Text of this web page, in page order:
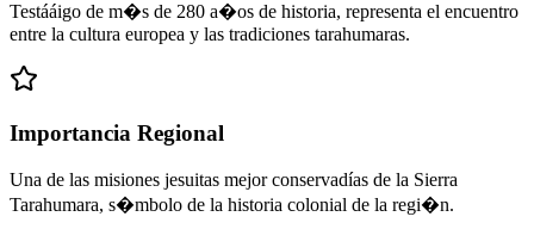
Testááigo de m�s de 280 a�os de historia, representa el encuentro
entre la cultura europea y las tradiciones tarahumaras.
Importancia Regional
Una de las misiones jesuitas mejor conservadías de la Sierra
Tarahumara, s�mbolo de la historia colonial de la regi�n.